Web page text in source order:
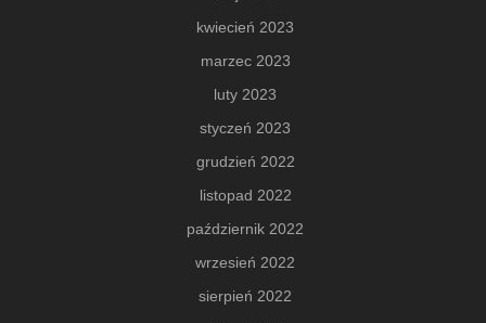
kwiecień 2023
marzec 2023
luty 2023
styczeń 2023
grudzień 2022
listopad 2022
październik 2022
wrzesień 2022
sierpień 2022